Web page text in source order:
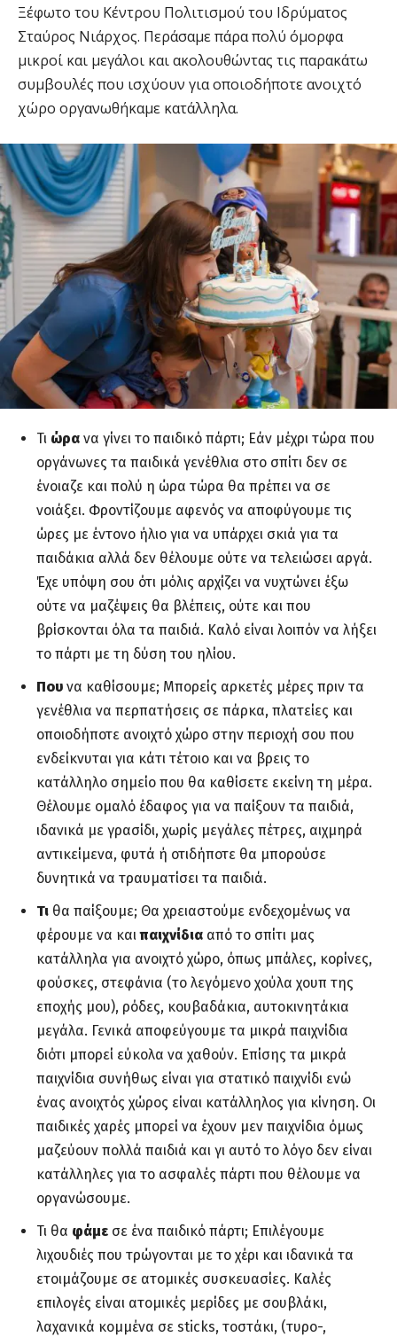
Ξέφωτο του Κέντρου Πολιτισμού του Ιδρύματος
Σταύρος Νιάρχος. Περάσαμε πάρα πολύ όμορφα
μικροί και μεγάλοι και ακολουθώντας τις παρακάτω
συμβουλές που ισχύουν για οποιοδήποτε ανοιχτό
χώρο οργανωθήκαμε κατάλληλα.
Τι ώρα να γίνει το παιδικό πάρτι; Εάν μέχρι τώρα που
οργάνωνες τα παιδικά γενέθλια στο σπίτι δεν σε
ένοιαζε και πολύ η ώρα τώρα θα πρέπει να σε
νοιάξει. Φροντίζουμε αφενός να αποφύγουμε τις
ώρες με έντονο ήλιο για να υπάρχει σκιά για τα
παιδάκια αλλά δεν θέλουμε ούτε να τελειώσει αργά.
Έχε υπόψη σου ότι μόλις αρχίζει να νυχτώνει έξω
ούτε να μαζέψεις θα βλέπεις, ούτε και που
βρίσκονται όλα τα παιδιά. Καλό είναι λοιπόν να λήξει
το πάρτι με τη δύση του ηλίου.
Που να καθίσουμε; Μπορείς αρκετές μέρες πριν τα
γενέθλια να περπατήσεις σε πάρκα, πλατείες και
οποιοδήποτε ανοιχτό χώρο στην περιοχή σου που
ενδείκνυται για κάτι τέτοιο και να βρεις το
κατάλληλο σημείο που θα καθίσετε εκείνη τη μέρα.
Θέλουμε ομαλό έδαφος για να παίξουν τα παιδιά,
ιδανικά με γρασίδι, χωρίς μεγάλες πέτρες, αιχμηρά
αντικείμενα, φυτά ή οτιδήποτε θα μπορούσε
δυνητικά να τραυματίσει τα παιδιά.
Τι θα παίξουμε; Θα χρειαστούμε ενδεχομένως να
φέρουμε να καιπαιχνίδια από το σπίτι μας
κατάλληλα για ανοιχτό χώρο, όπως μπάλες, κορίνες,
φούσκες, στεφάνια (το λεγόμενο χούλα χουπ της
εποχής μου), ρόδες, κουβαδάκια, αυτοκινητάκια
μεγάλα. Γενικά αποφεύγουμε τα μικρά παιχνίδια
διότι μπορεί εύκολα να χαθούν. Επίσης τα μικρά
παιχνίδια συνήθως είναι για στατικό παιχνίδι ενώ
ένας ανοιχτός χώρος είναι κατάλληλος για κίνηση. Οι
παιδικές χαρές μπορεί να έχουν μεν παιχνίδια όμως
μαζεύουν πολλά παιδιά και γι αυτό το λόγο δεν είναι
κατάλληλες για το ασφαλές πάρτι που θέλουμε να
οργανώσουμε.
Τι θα φάμε σε ένα παιδικό πάρτι; Επιλέγουμε
λιχουδιές που τρώγονται με το χέρι και ιδανικά τα
ετοιμάζουμε σε ατομικές συσκευασίες. Καλές
επιλογές είναι ατομικές μερίδες με σουβλάκι,
λαχανικά κομμένα σε sticks, τοστάκι, (τυρο-,